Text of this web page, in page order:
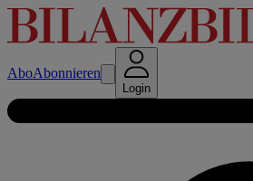
AboAbonnieren
Login